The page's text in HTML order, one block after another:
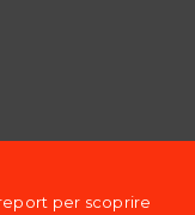
per scoprire